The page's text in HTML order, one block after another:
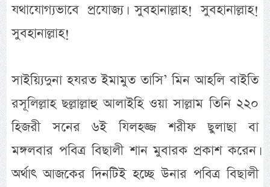
যথাযোগ্যভাবে প্রযোজ্য। সুবহানাল্লাহ! সুবহানাল্লাহ!
সুবহানাল্লাহ!
সাইয়্যিদুনা হযরত ইমামুত তাসি’ মিন আহলি বাইতি
রসূলিল্লাহ ছল্লাল্লাহু আলাইহি ওয়া সাল্লাম তিনি ২২০
হিজরী সনের ৬ই যিলহজ্জ শরীফ ছুলাছা বা
মঙ্গলবার পবিত্র বিছালী শান মুবারক প্রকাশ করেন।
অর্থাৎ আজকের দিনটিই হচ্ছে উনার পবিত্র বিছালী